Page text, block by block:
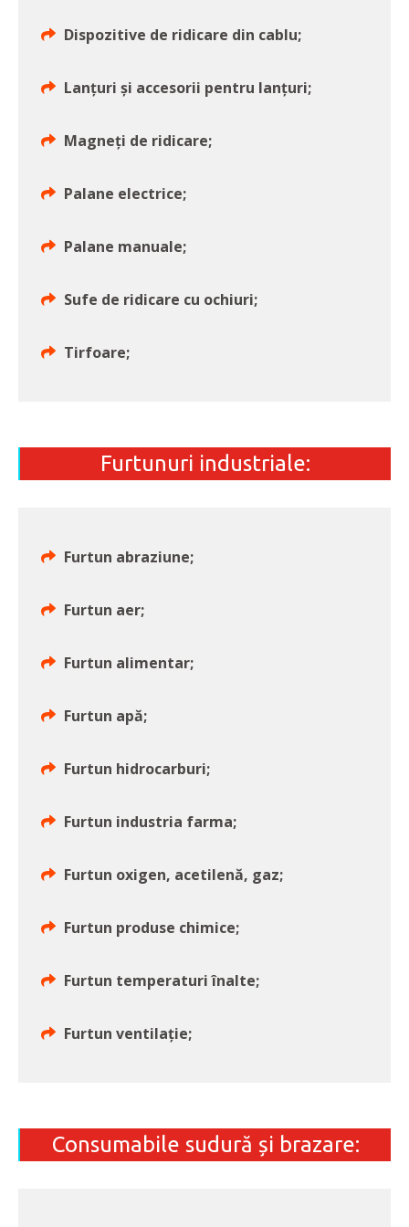
Dispozitive de ridicare din cablu;
Lanțuri și accesorii pentru lanțuri;
Magneți de ridicare;
Palane electrice;
Palane manuale;
Sufe de ridicare cu ochiuri;
Tirfoare;
Furtunuri industriale:
Furtun abraziune;
Furtun aer;
Furtun alimentar;
Furtun apă;
Furtun hidrocarburi;
Furtun industria farma;
Furtun oxigen, acetilenă, gaz;
Furtun produse chimice;
Furtun temperaturi înalte;
Furtun ventilație;
Consumabile sudură și brazare: